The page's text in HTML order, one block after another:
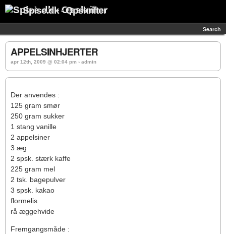
Spise.dk - Opskrifter
Search
APPELSINHJERTER
apr 12th, 2009 @ 02:04 pm › admin
Der anvendes :
125 gram smør
250 gram sukker
1 stang vanille
2 appelsiner
3 æg
2 spsk. stærk kaffe
225 gram mel
2 tsk. bagepulver
3 spsk. kakao
flormelis
rå æggehvide
Fremgangsmåde :